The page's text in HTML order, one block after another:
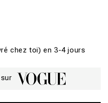
chez toi) en 3-4 jours